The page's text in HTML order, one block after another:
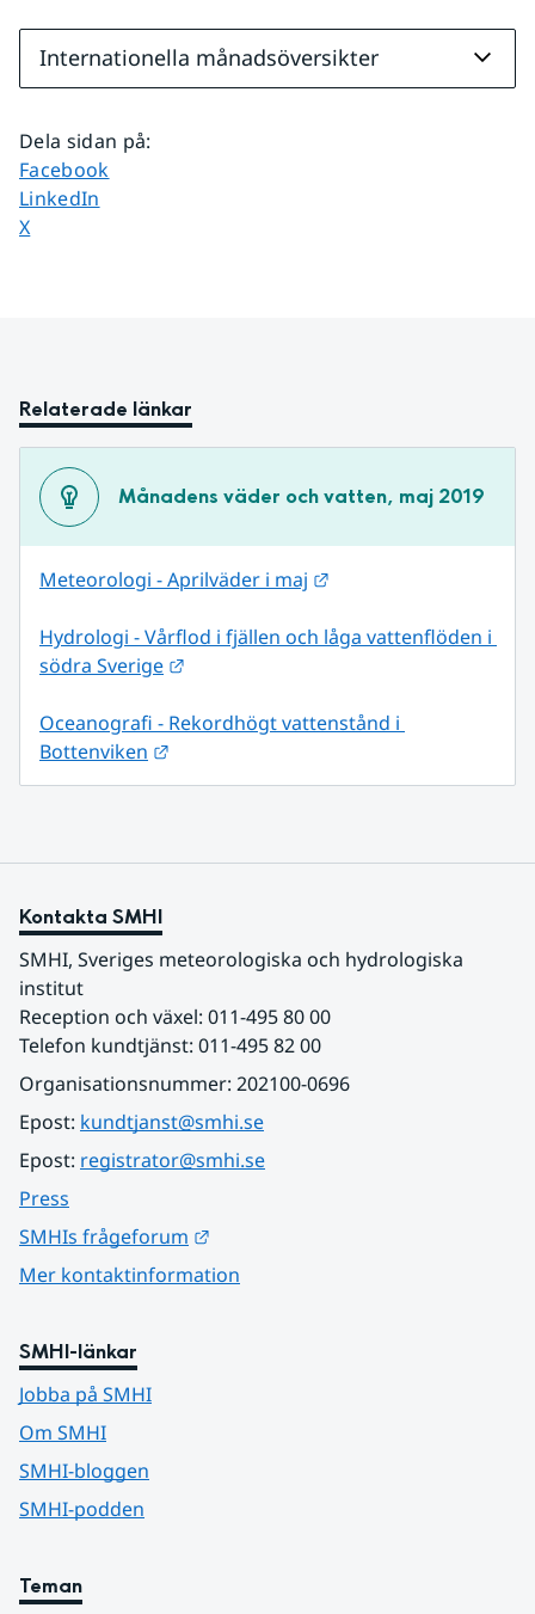
Internationella månadsöversikter
Dela sidan på:
Dela sidan på
Facebook
Dela sidan på
LinkedIn
Dela sidan på
X
Relaterade länkar
Månadens väder och vatten, maj 2019
Meteorologi - Aprilväder i maj
Hydrologi - Vårflod i fjällen och låga vattenflöden i
södra Sverige
Oceanografi - Rekordhögt vattenstånd i
Bottenviken
Kontakta SMHI
SMHI, Sveriges meteorologiska och hydrologiska
institut
Reception och växel: 011-495 80 00
Telefon kundtjänst: 011-495 82 00
Organisationsnummer: 202100-0696
Epost: kundtjanst@smhi.se
Epost: registrator@smhi.se
Press
SMHIs frågeforum
Mer kontaktinformation
SMHI-länkar
Jobba på SMHI
Om SMHI
SMHI-bloggen
SMHI-podden
Teman